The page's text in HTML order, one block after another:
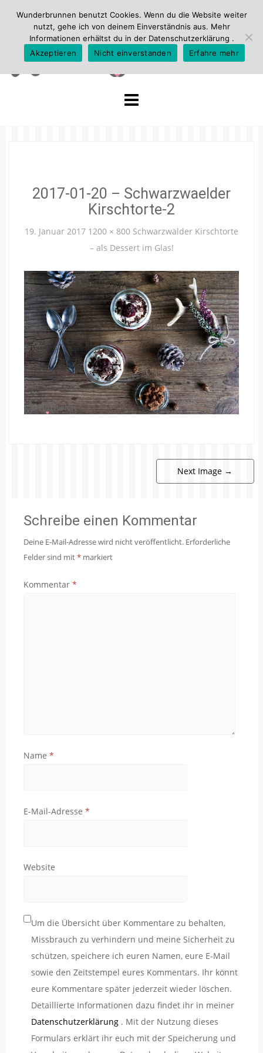
2017-01-20 – Schwarzwaelder
Kirschtorte-2
19. Januar 2017 1200 × 800 Schwarzwälder Kirschtorte
– als Dessert im Glas!
Next Image →
Schreibe einen Kommentar
Deine E-Mail-Adresse wird nicht veröffentlicht. Erforderliche
Felder sind mit* markiert
Kommentar *
Name *
E-Mail-Adresse *
Website
Um die Übersicht über Kommentare zu behalten,
Missbrauch zu verhindern und meine Sicherheit zu
schützen, speichere ich euren Namen, eure E-Mail
sowie den Zeitstempel eures Kommentars. Ihr könnt
eure Kommentare später jederzeit wieder löschen.
Detaillierte Informationen dazu findet ihr in meiner
Datenschutzerklärung . Mit der Nutzung dieses
Formulars erklärt ihr euch mit der Speicherung und
Wunderbrunnen benutzt Cookies. Wenn du die Website weiter
nutzt, gehe ich von deinem Einverständnis aus. Mehr
Informationen erhältst du in der Datenschutzerklärung .
Akzeptieren
Nicht einverstanden Erfahre mehr